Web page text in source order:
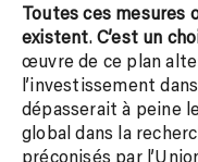
Toutes ces mesures
existent.C’est un
œuvre de ce plan
l’investissement
dépasserait à peine
global dans la
préconisés par